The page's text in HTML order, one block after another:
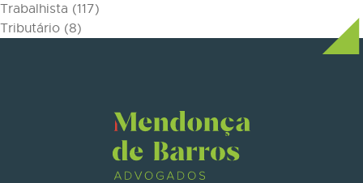
Trabalhista (117)
Tributário (8)